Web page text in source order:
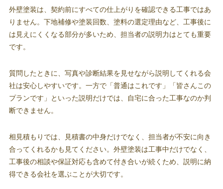
外壁塗装は、契約前にすべての仕上がりを確認できる工事ではあ
りません。下地補修や塗装回数、塗料の選定理由など、工事後に
は見えにくくなる部分が多いため、担当者の説明力はとても重要
です。
質問したときに、写真や診断結果を見せながら説明してくれる会
社は安心しやすいです。一方で「普通はこれです」「皆さんこの
プランです」といった説明だけでは、自宅に合った工事なのか判
断できません。
相見積もりでは、見積書の中身だけでなく、担当者が不安に向き
合ってくれるかも見てください。外壁塗装は工事中だけでなく、
工事後の相談や保証対応も含めて付き合いが続くため、説明に納
得できる会社を選ぶことが大切です。